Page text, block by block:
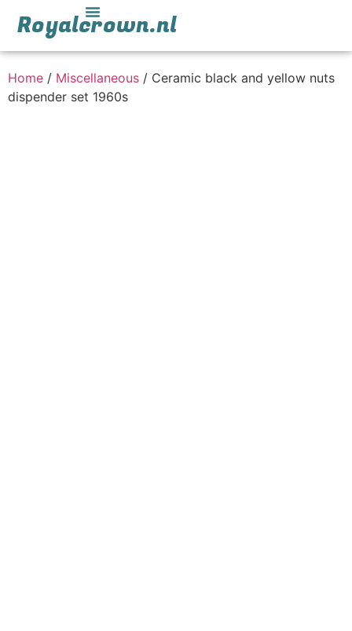
Royalcrown.nl
Home / Miscellaneous / Ceramic black and yellow nuts
dispender set 1960s